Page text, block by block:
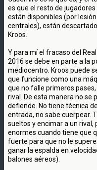
es que el resto de
están disponibles (por
centrales), están
Kroos.
Y para mí el fracaso del
2016 se debe en parte a la
mediocentro. Kroos puede
que funcione como una
que no falle primeros
rival. De esta manera no se
defiende. No tiene técnica
entrada, no sabe cuerpear.
sueltos y encimar a un rival,
enormes cuando tiene que
fuerte para que no le
ganar la espalda en
balones aéreos).